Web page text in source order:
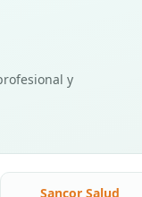
y
Sancor Salud